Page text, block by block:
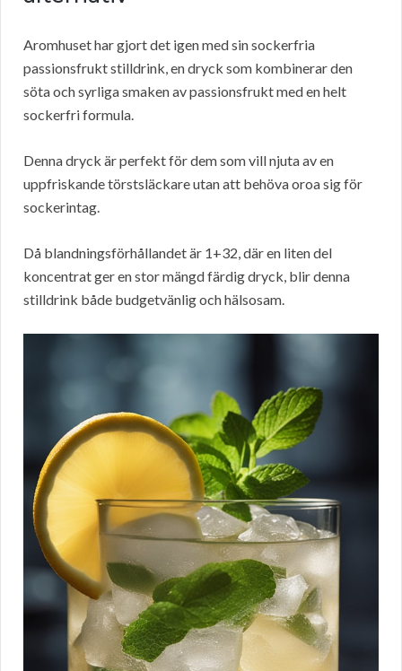
Aromhuset har gjort det igen med sin sockerfria
passionsfrukt stilldrink, en dryck som kombinerar den
söta och syrliga smaken av passionsfrukt med en helt
sockerfri formula.
Denna dryck är perfekt för dem som vill njuta av en
uppfriskande törstsläckare utan att behöva oroa sig för
sockerintag.
Då blandningsförhållandet är 1+32, där en liten del
koncentrat ger en stor mängd färdig dryck, blir denna
stilldrink både budgetvänlig och hälsosam.